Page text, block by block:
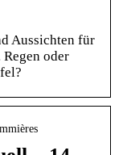
Aussichten für
oder